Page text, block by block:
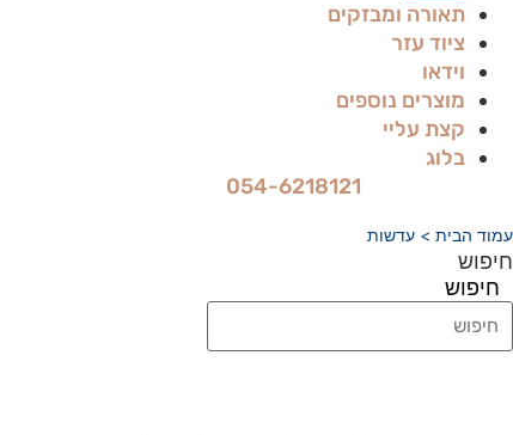
תאורה ומבזקים
ציוד עזר
וידאו
מוצרים נוספים
קצת עליי
בלוג
054-6218121
עמוד הבית > עדשות
חיפוש
חיפוש